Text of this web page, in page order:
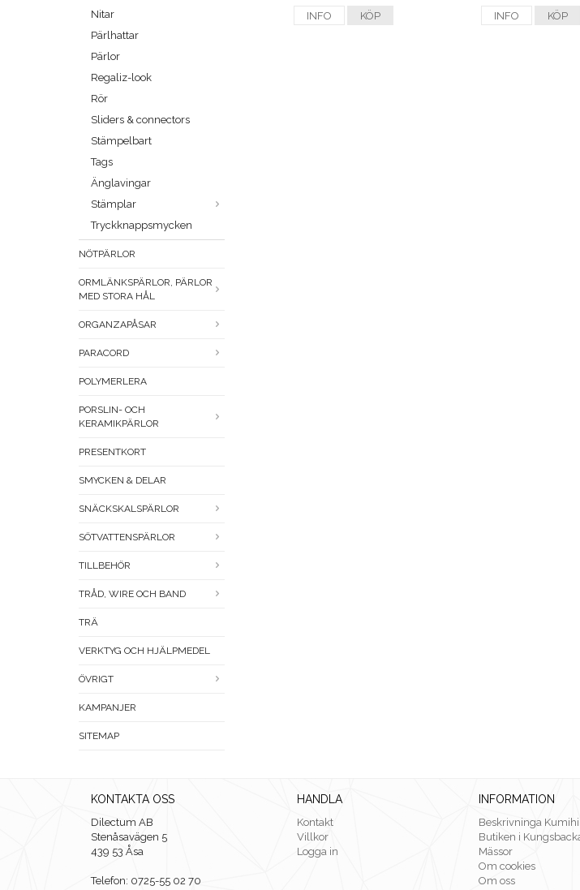
Nitar
Pärlhattar
Pärlor
Regaliz-look
Rör
Sliders & connectors
Stämpelbart
Tags
Änglavingar
Stämplar
Tryckknappsmycken
NÖTPÄRLOR
ORMLÄNKSPÄRLOR, PÄRLOR
MED STORA HÅL
ORGANZAPÅSAR
PARACORD
POLYMERLERA
PORSLIN- OCH
KERAMIKPÄRLOR
PRESENTKORT
SMYCKEN & DELAR
SNÄCKSKALSPÄRLOR
SÖTVATTENSPÄRLOR
TILLBEHÖR
TRÅD, WIRE OCH BAND
TRÄ
VERKTYG OCH HJÄLPMEDEL
ÖVRIGT
KAMPANJER
SITEMAP
INFO KÖP INFO KÖP
KONTAKTA OSS
Dilectum AB
Stenåsavägen 5
439 53 Åsa
Telefon: 0725-55 02 70
HANDLA
Kontakt
Villkor
Logga in
INFORMATION
Beskrivninga
Butiken i
Mässor
Om cookies
Om oss